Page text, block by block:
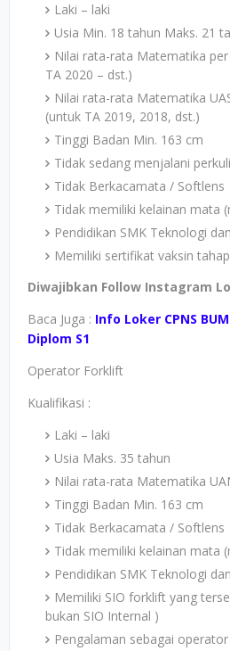
Laki – laki
Usia Min. 18 tahun Maks. 21
Nilai rata-rata Matematika
TA 2020 – dst.)
Nilai rata-rata Matematika
(untuk TA 2019, 2018, dst.)
Tinggi Badan Min. 163 cm
Tidak sedang menjalani
Tidak Berkacamata / Softlens
Tidak memiliki kelainan mata
Pendidikan SMK Teknologi
Memiliki sertifikat vaksin
Diwajibkan Follow Instagram
Baca Juga : Info Loker CPNS
Diplom S1
Operator Forklift
Kualifikasi :
Laki – laki
Usia Maks. 35 tahun
Nilai rata-rata Matematika
Tinggi Badan Min. 163 cm
Tidak Berkacamata / Softlens
Tidak memiliki kelainan mata
Pendidikan SMK Teknologi
Memiliki SIO forklift yang
bukan SIO Internal )
Pengalaman sebagai